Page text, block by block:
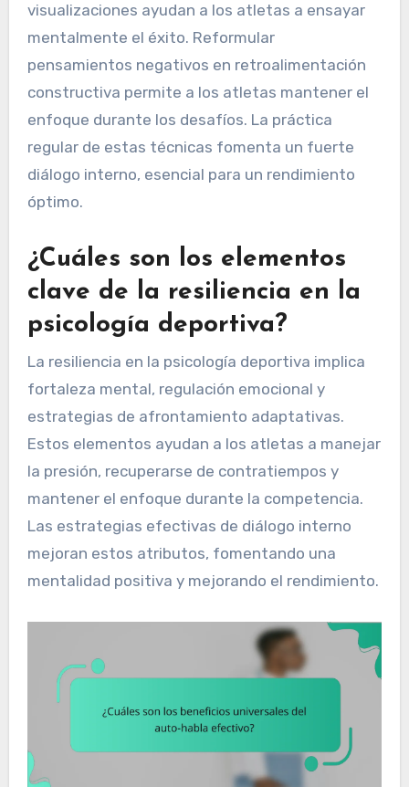
visualizaciones ayudan a los atletas a ensayar
mentalmente el éxito. Reformular
pensamientos negativos en retroalimentación
constructiva permite a los atletas mantener el
enfoque durante los desafíos. La práctica
regular de estas técnicas fomenta un fuerte
diálogo interno, esencial para un rendimiento
óptimo.
¿Cuáles son los elementos
clave de la resiliencia en la
psicología deportiva?
La resiliencia en la psicología deportiva implica
fortaleza mental, regulación emocional y
estrategias de afrontamiento adaptativas.
Estos elementos ayudan a los atletas a manejar
la presión, recuperarse de contratiempos y
mantener el enfoque durante la competencia.
Las estrategias efectivas de diálogo interno
mejoran estos atributos, fomentando una
mentalidad positiva y mejorando el rendimiento.